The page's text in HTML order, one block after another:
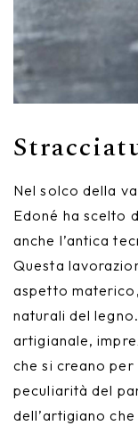
Nel solco della
Edoné ha scelto
anche l’antica
Questa
aspetto
naturali del
artigianale,
che si creano
peculiarità del
dell’artigiano